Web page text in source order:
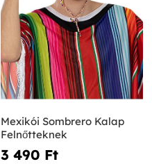
Mexikói Sombrero Kalap
Felnőtteknek
3 490 Ft‎